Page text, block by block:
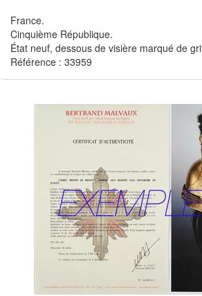
France.
Cinquième République.
État neuf, dessous de visière marqué de
Référence : 33959